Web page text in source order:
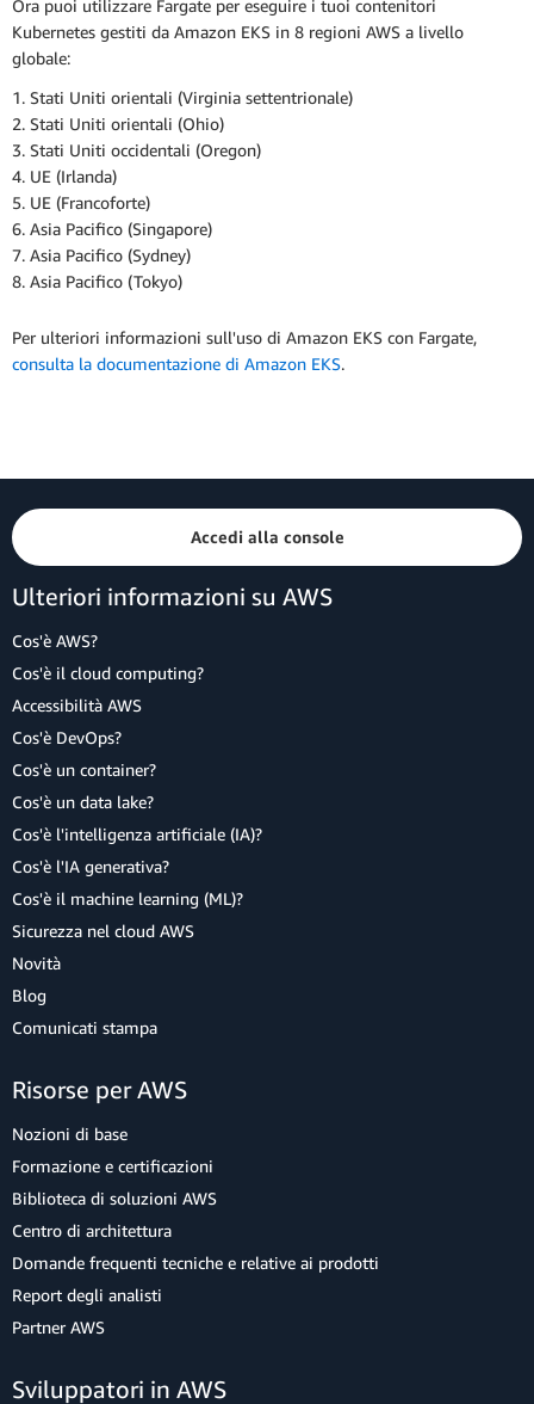
Ora puoi utilizzare Fargate per eseguire i tuoi contenitori
Kubernetes gestiti da Amazon EKS in 8 regioni AWS a livello
globale:
1. Stati Uniti orientali (Virginia settentrionale)
2. Stati Uniti orientali (Ohio)
3. Stati Uniti occidentali (Oregon)
4. UE (Irlanda)
5. UE (Francoforte)
6. Asia Pacifico (Singapore)
7. Asia Pacifico (Sydney)
8. Asia Pacifico (Tokyo)
Per ulteriori informazioni sull'uso di Amazon EKS con Fargate,
consulta la documentazione di Amazon EKS.
Accedi alla console
Ulteriori informazioni su AWS
Cos'è AWS?
Cos'è il cloud computing?
Accessibilità AWS
Cos'è DevOps?
Cos'è un container?
Cos'è un data lake?
Cos'è l'intelligenza artificiale (IA)?
Cos'è l'IA generativa?
Cos'è il machine learning (ML)?
Sicurezza nel cloud AWS
Novità
Blog
Comunicati stampa
Risorse per AWS
Nozioni di base
Formazione e certificazioni
Biblioteca di soluzioni AWS
Centro di architettura
Domande frequenti tecniche e relative ai prodotti
Report degli analisti
Partner AWS
Sviluppatori in AWS